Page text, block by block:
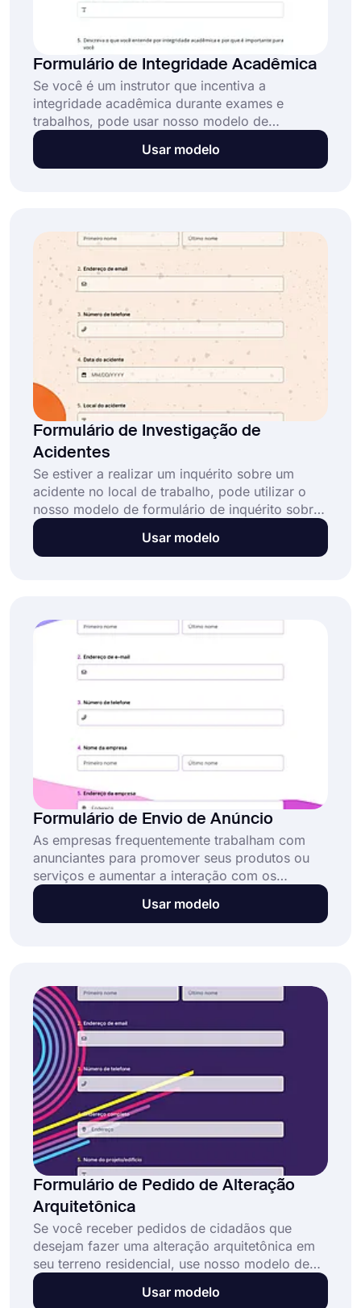
Formulário de Integridade Acadêmica
Se você é um instrutor que incentiva a
integridade acadêmica durante exames e
trabalhos, pode usar nosso modelo de
formulário de integridade acadêmica online
para garantir que qualquer ato de
para uso e não requer habilidades de
codificação!
Usar modelo
Formulário de Investigação de
Acidentes
Se estiver a realizar um inquérito sobre um
acidente no local de trabalho, pode utilizar o
nosso modelo de formulário de inquérito sobre
acidentes. Ao utilizar o nosso modelo, pode
recolher todas as informações necessárias de
Usar modelo
Formulário de Envio de Anúncio
As empresas frequentemente trabalham com
anunciantes para promover seus produtos ou
serviços e aumentar a interação com os
clientes. Se você deseja aceitar submissões de
anúncios de potenciais anunciantes para
formulário sem precisar de habilidades de
programação.
Usar modelo
Formulário de Pedido de Alteração
Arquitetônica
Se você receber pedidos de cidadãos que
desejam fazer uma alteração arquitetônica em
seu terreno residencial, use nosso modelo de
formulário de pedido de alteração arquitetônica
online e comece a receber pedidos de forma
Usar modelo